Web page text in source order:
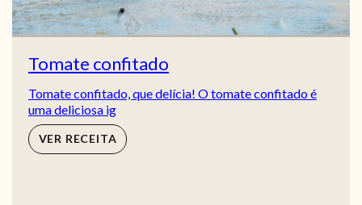
Tomate confitado
Tomate confitado, que delícia! O tomate confitado é
uma deliciosa ig
VER RECEITA